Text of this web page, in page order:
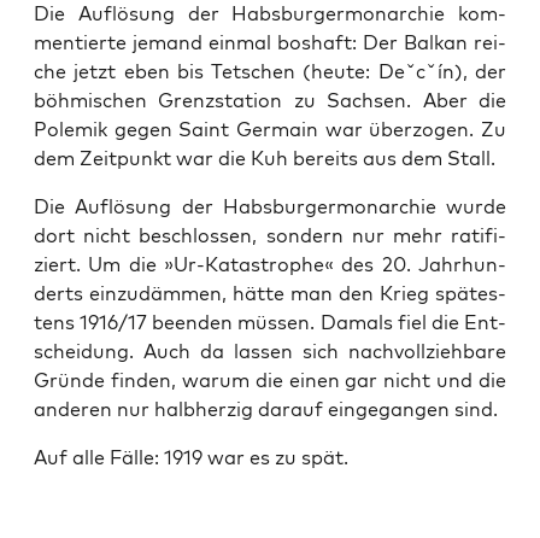
Die Auf­lö­sung der Habs­bur­ger­mon­ar­chie kom­
men­tier­te jemand ein­mal bos­haft: Der Bal­kan rei­
che jetzt eben bis Tet­schen (heu­te: Deˇcˇín), der
böh­mi­schen Grenz­sta­ti­on zu Sach­sen. Aber die
Pole­mik gegen Saint Ger­main war über­zo­gen. Zu
dem Zeit­punkt war die Kuh bereits aus dem Stall.
Die Auf­lö­sung der Habs­bur­ger­mon­ar­chie wur­de
dort nicht beschlos­sen, son­dern nur mehr rati­fi­
ziert. Um die »Ur-Kata­stro­phe« des 20. Jahr­hun­
derts ein­zu­däm­men, hät­te man den Krieg spä­tes­
tens 1916/17 been­den müs­sen. Damals fiel die Ent­
schei­dung. Auch da las­sen sich nach­voll­zieh­ba­re
Grün­de fin­den, war­um die einen gar nicht und die
ande­ren nur halb­her­zig dar­auf ein­ge­gan­gen sind.
Auf alle Fäl­le: 1919 war es zu spät.